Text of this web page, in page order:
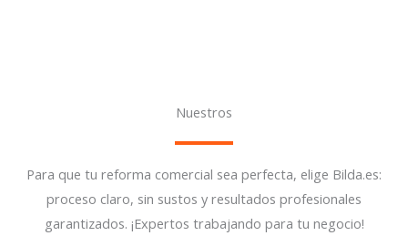
Nuestros
Para que tu reforma comercial sea perfecta, elige Bilda.es:
proceso claro, sin sustos y resultados profesionales
garantizados. ¡Expertos trabajando para tu negocio!